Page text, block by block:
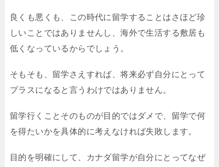
良くも悪くも、この時代に留学することはさほど珍
しいことではありませんし、海外で生活する敷居も
低くなっているからでしょう。
そもそも、留学さえすれば、将来必ず自分にとって
プラスになると言うわけではありません。
留学行くことそのものが目的ではダメで、留学で何
を得たいかを具体的に考えなければ失敗します。
目的を明確にして、カナダ留学が自分にとってなぜ